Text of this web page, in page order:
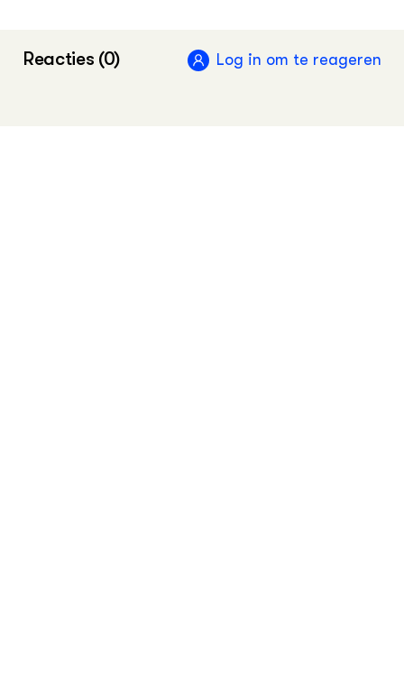
Reacties (0) Log in om te reageren